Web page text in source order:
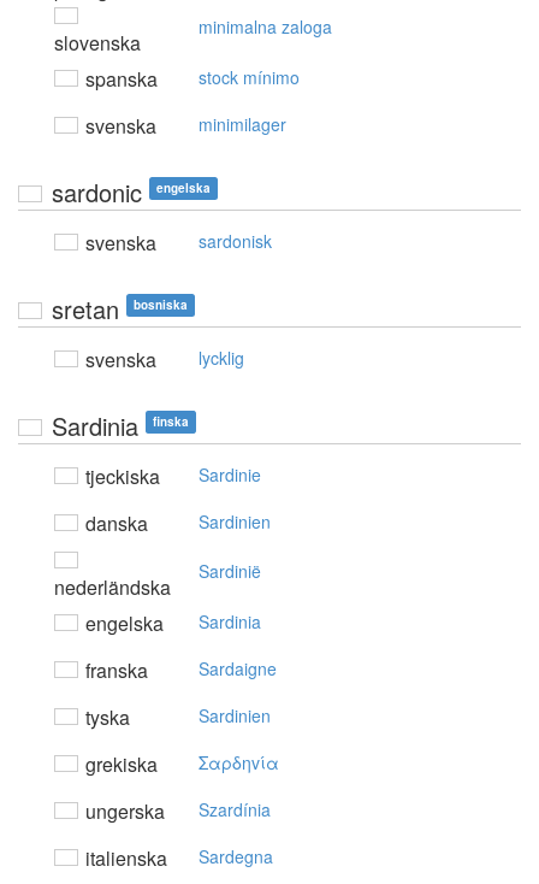
slovenska
minimalna zaloga
spanska stock mínimo
svenska minimilager
sardonic engelska
svenska sardonisk
sretan bosniska
svenska lycklig
Sardinia finska
tjeckiska Sardinie
danska Sardinien
nederländska
Sardinië
engelska Sardinia
franska Sardaigne
tyska Sardinien
grekiska Σαρδηvία
ungerska Szardínia
italienska Sardegna